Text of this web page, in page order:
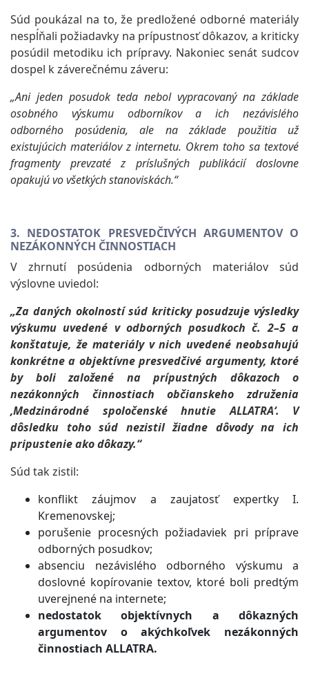
Súd poukázal na to, že predložené odborné materiály
nespĺňali požiadavky na prípustnosť dôkazov, a kriticky
posúdil metodiku ich prípravy. Nakoniec senát sudcov
dospel k záverečnému záveru:
„Ani jeden posudok teda nebol vypracovaný na základe
osobného výskumu odborníkov a ich nezávislého
odborného posúdenia, ale na základe použitia už
existujúcich materiálov z internetu. Okrem toho sa textové
fragmenty prevzaté z príslušných publikácií doslovne
opakujú vo všetkých stanoviskách.“
3. NEDOSTATOK PRESVEDČIVÝCH ARGUMENTOV O
NEZÁKONNÝCH ČINNOSTIACH
V zhrnutí posúdenia odborných materiálov súd
výslovne uviedol:
„Za daných okolností súd kriticky posudzuje výsledky
výskumu uvedené v odborných posudkoch č. 2–5 a
konštatuje, že materiály v nich uvedené neobsahujú
konkrétne a objektívne presvedčivé argumenty, ktoré
by boli založené na prípustných dôkazoch o
nezákonných činnostiach občianskeho združenia
‚Medzinárodné spoločenské hnutie ALLATRA‘. V
dôsledku toho súd nezistil žiadne dôvody na ich
pripustenie ako dôkazy.“
Súd tak zistil:
konflikt záujmov a zaujatosť expertky I.
Kremenovskej;
porušenie procesných požiadaviek pri príprave
odborných posudkov;
absenciu nezávislého odborného výskumu a
doslovné kopírovanie textov, ktoré boli predtým
uverejnené na internete;
nedostatok objektívnych a dôkazných
argumentov o akýchkoľvek nezákonných
činnostiach ALLATRA.